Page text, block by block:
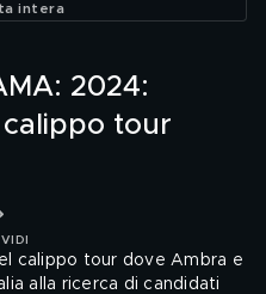
intera
2024:
calippo tour
calippo tour dove Ambra e
alla ricerca di candidati